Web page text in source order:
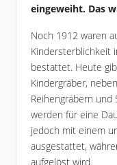
eingeweiht. Das
Noch 1912 waren
Kindersterblichkeit
bestattet. Heute
Kindergräber,
Reihengräbern und
werden für eine
jedoch mit einem
ausgestattet,
aufgelöst wird.